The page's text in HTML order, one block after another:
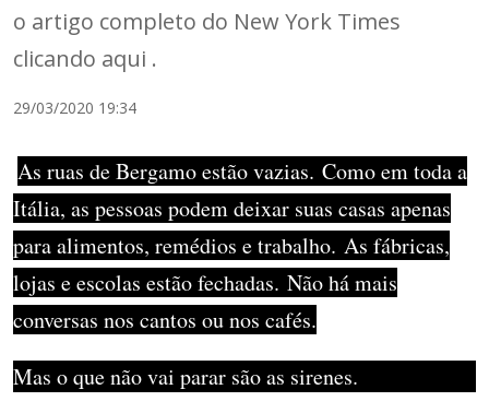
o artigo completo do New York Times
clicando aqui .
29/03/2020 19:34
As ruas de Bergamo estão vazias. Como em toda a
Itália, as pessoas podem deixar suas casas apenas
para alimentos, remédios e trabalho. As fábricas,
lojas e escolas estão fechadas. Não há mais
conversas nos cantos ou nos cafés.
Mas o que não vai parar são as sirenes.